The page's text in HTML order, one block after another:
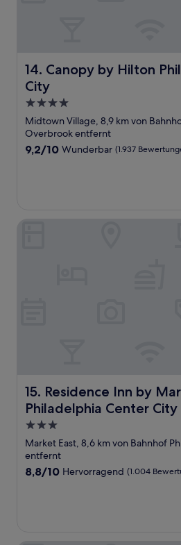
14. Canopy by Hilton
City
Canopy by Hilton Philadelphia
4.0-
Sterne-
Unterkunft
Midtown Village, 8,9 km von
Overbrook entfernt
9.2
9,2/10 Wunderbar (1.937
15. Residence Inn by
Philadelphia Center City
Residence Inn by Marriott
3.0-
Sterne-
Unterkunft
Market East, 8,6 km von Bahnhof
entfernt
8.8
8,8/10 Hervorragend (1.004
Residence Inn by Marriott